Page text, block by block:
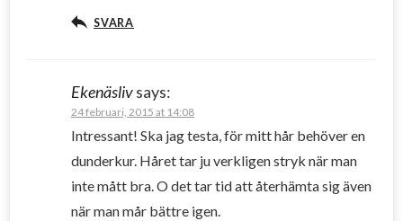
SVARA
Ekenäslivsays:
24 februari, 2015 at 14:08
Intressant! Ska jag testa, för mitt hår behöver en
dunderkur. Håret tar ju verkligen stryk när man
inte mått bra. O det tar tid att återhämta sig även
när man mår bättre igen.